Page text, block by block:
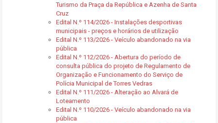
Turismo da Praça da República e Azenha de Santa
Cruz
Edital N.º 114/2026 - Instalações desportivas
municipais - preços e horários de utilização
Edital N.º 113/2026 - Veículo abandonado na via
pública
Edital N.º 112/2026 - Abertura do período de
consulta pública do projeto de Regulamento de
Organização e Funcionamento do Serviço de
Polícia Municipal de Torres Vedras
Edital N.º 111/2026 - Alteração ao Alvará de
Loteamento
Edital N.º 110/2026 - Veículo abandonado na via
pública